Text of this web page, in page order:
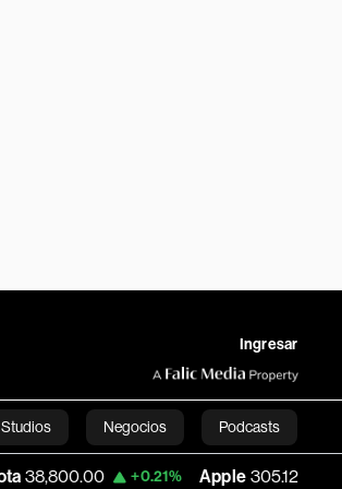
Ingresar
Studios Negocios Podcasts
+0.21% Apple 305.125 -1.14% USD